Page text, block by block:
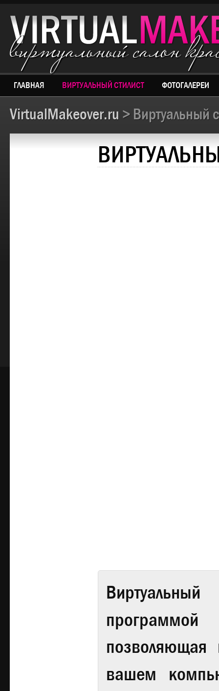
виртуальный салон
ГЛАВНАЯ ВИРТУАЛЬНЫЙ СТИЛИСТ ФОТОГАЛЕРЕИ
VirtualMakeover.ru > Виртуальный
Виртуальный
вашем